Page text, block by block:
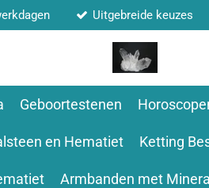
Uitgebreide keuzes
Geboortestenen
en Hematiet Ketting
Armbanden met